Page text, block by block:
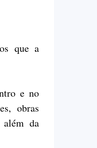
que a
e no
obras
além da